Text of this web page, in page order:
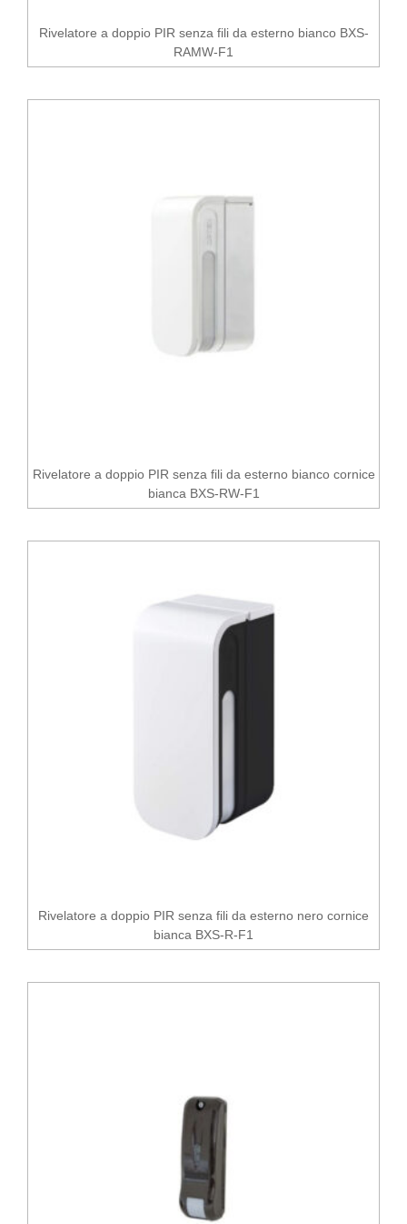
Rivelatore a doppio PIR senza fili da esterno bianco BXS-
RAMW-F1
Rivelatore a doppio PIR senza fili da esterno bianco cornice
bianca BXS-RW-F1
Rivelatore a doppio PIR senza fili da esterno nero cornice
bianca BXS-R-F1